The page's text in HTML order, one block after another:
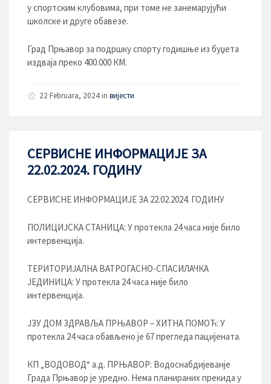
у спортским клубовима, при томе не занемарујући
школске и друге обавезе.
Град Прњавор за подршку спорту годишње из буџета
издваја преко 400.000 КМ.
22 Februara, 2024in вијести
СЕРВИСНЕ ИНФОРМАЦИЈЕ ЗА
22.02.2024. ГОДИНУ
СЕРВИСНЕ ИНФОРМАЦИЈЕ ЗА 22.02.2024. ГОДИНУ
ПОЛИЦИЈСКА СТАНИЦА: У протекла 24 часа није било
интервенција.
ТЕРИТОРИЈАЛНА ВАТРОГАСНО-СПАСИЛАЧКА
ЈЕДИНИЦА: У протекла 24 часа није било
интервенција.
ЈЗУ ДОМ ЗДРАВЉА ПРЊАВОР – ХИТНА ПОМОЋ: У
протекла 24 часа обављено је 67 прегледа пацијената.
КП „ВОДОВОД“ а.д. ПРЊАВОР: Водоснабдијеванје
Града Прњавор је уредно. Нема планираних прекида у